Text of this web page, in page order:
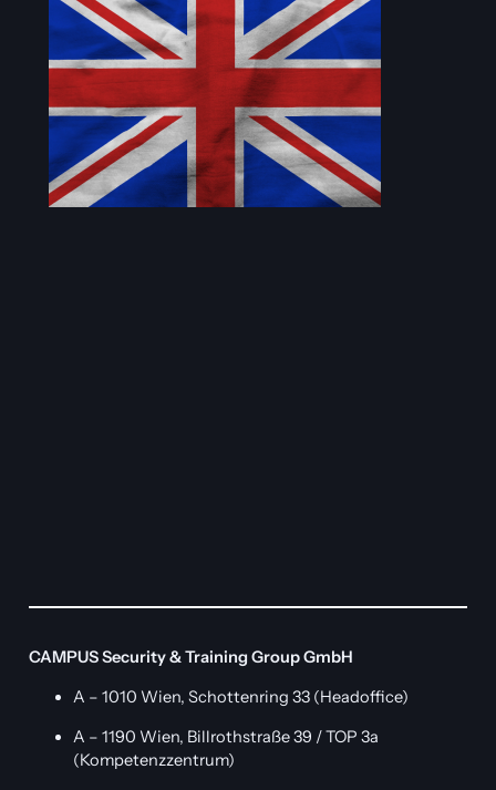
CAMPUS Security & Training Group GmbH
A – 1010 Wien, Schottenring 33 (Headoffice)
A – 1190 Wien, Billrothstraße 39 / TOP 3a
(Kompetenzzentrum)